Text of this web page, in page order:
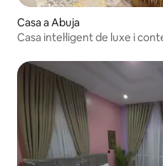
Casa a Abuja
Casa intel·ligent de luxe i